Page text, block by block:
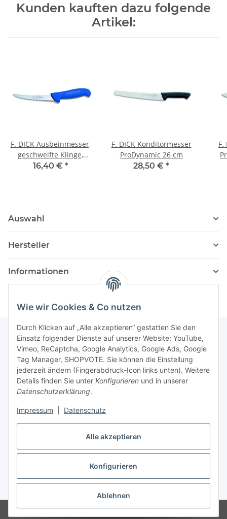
Alle akzeptieren
Konfigurieren
Ablehnen
Wie wir Cookies & Co nutzen
Durch Klicken auf „Alle akzeptieren“ gestatten Sie den
Einsatz folgender Dienste auf unserer Website: YouTube,
Vimeo, ReCaptcha, Google Analytics, Google Ads, Google
Tag Manager, SHOPVOTE. Sie können die Einstellung
jederzeit ändern (Fingerabdruck-Icon links unten). Weitere
Details finden Sie unter Konfigurieren und in unserer
Datenschutzerklärung.
Impressum Datenschutz
Kunden kauften dazu folgende
Artikel:
F. DICK Ausbeinmesser,
geschweifte Klinge,
flexibel ErgoGrip, 13cm
16,40 € *
F. DICK Konditormesser
ProDynamic 26 cm
28,50 € *
F.
Auswahl
Hersteller
Informationen
Newsletter Abonnieren
Bitte senden Sie mir entsprechend Ihrer
Datenschutzerklärungregelmäßig und jederzeit widerruflich
Informationen zu Ihrem Produktsortiment per E-Mail zu.
Abonnieren
Newsletter Abonnieren
Vertrag widerrufen
* Alle Preise inkl. gesetzlicher USt., zzgl.